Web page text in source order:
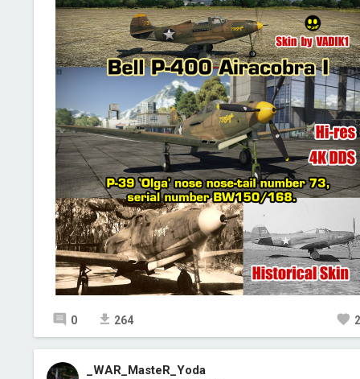
0 264
_WAR_MasteR_Yoda